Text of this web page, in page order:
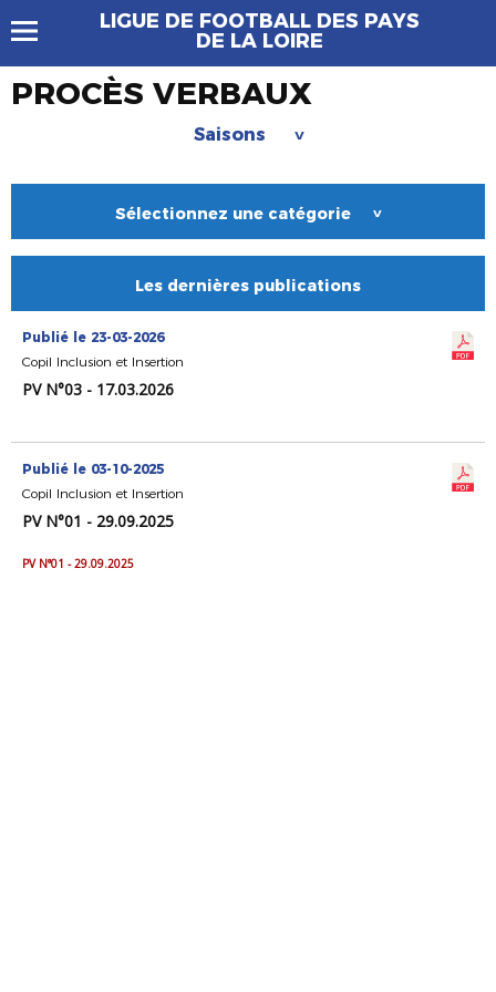
LIGUE DE FOOTBALL DES PAYS
DE LA LOIRE
PROCÈS VERBAUX
Saisons >
Sélectionnez une catégorie >
Les dernières publications
Publié le 23-03-2026
Copil Inclusion et Insertion
PV N°03 - 17.03.2026
Publié le 03-10-2025
Copil Inclusion et Insertion
PV N°01 - 29.09.2025
PV N°01 - 29.09.2025